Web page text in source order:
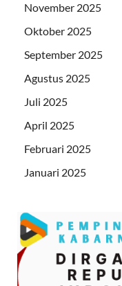
November 2025
Oktober 2025
September 2025
Agustus 2025
Juli 2025
April 2025
Februari 2025
Januari 2025